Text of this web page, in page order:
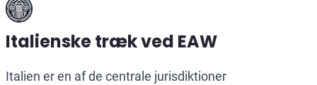
Italienske træk ved EAW
Italien er en af de centrale jurisdiktioner